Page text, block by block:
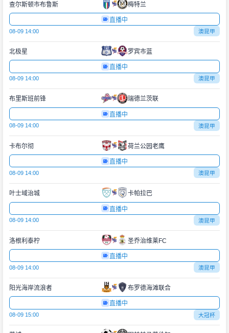
查尔斯顿市布鲁斯 梅特兰
直播中
08-09 14:00 澳昆甲
北极星 罗宾市蓝
直播中
08-09 14:00 澳昆甲
布里斯班前锋 瑞德兰茨联
直播中
08-09 14:00 澳昆甲
卡布尔彻 荷兰公园老鹰
直播中
08-09 14:00 澳昆甲
叶士域治城 卡帕拉巴
直播中
08-09 14:00 澳昆甲
洛根利泰柠 圣乔治维莱FC
直播中
08-09 14:00 澳昆甲
阳光海岸流浪者 布罗德海滩联合
直播中
08-09 15:00 大冠杯